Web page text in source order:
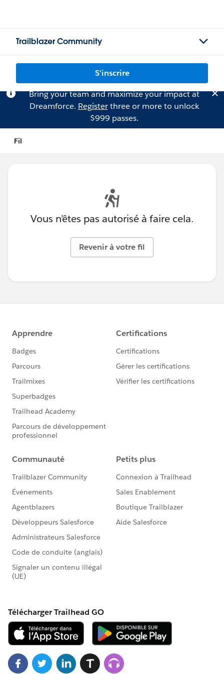
Trailblazer Community
S'inscrire
Bring your team and maximize your impact at
Dreamforce. Registerthree or more to unlock
$999 passes.
Fil
Vous n’êtes pas autorisé à faire cela.
Revenir à votre fil